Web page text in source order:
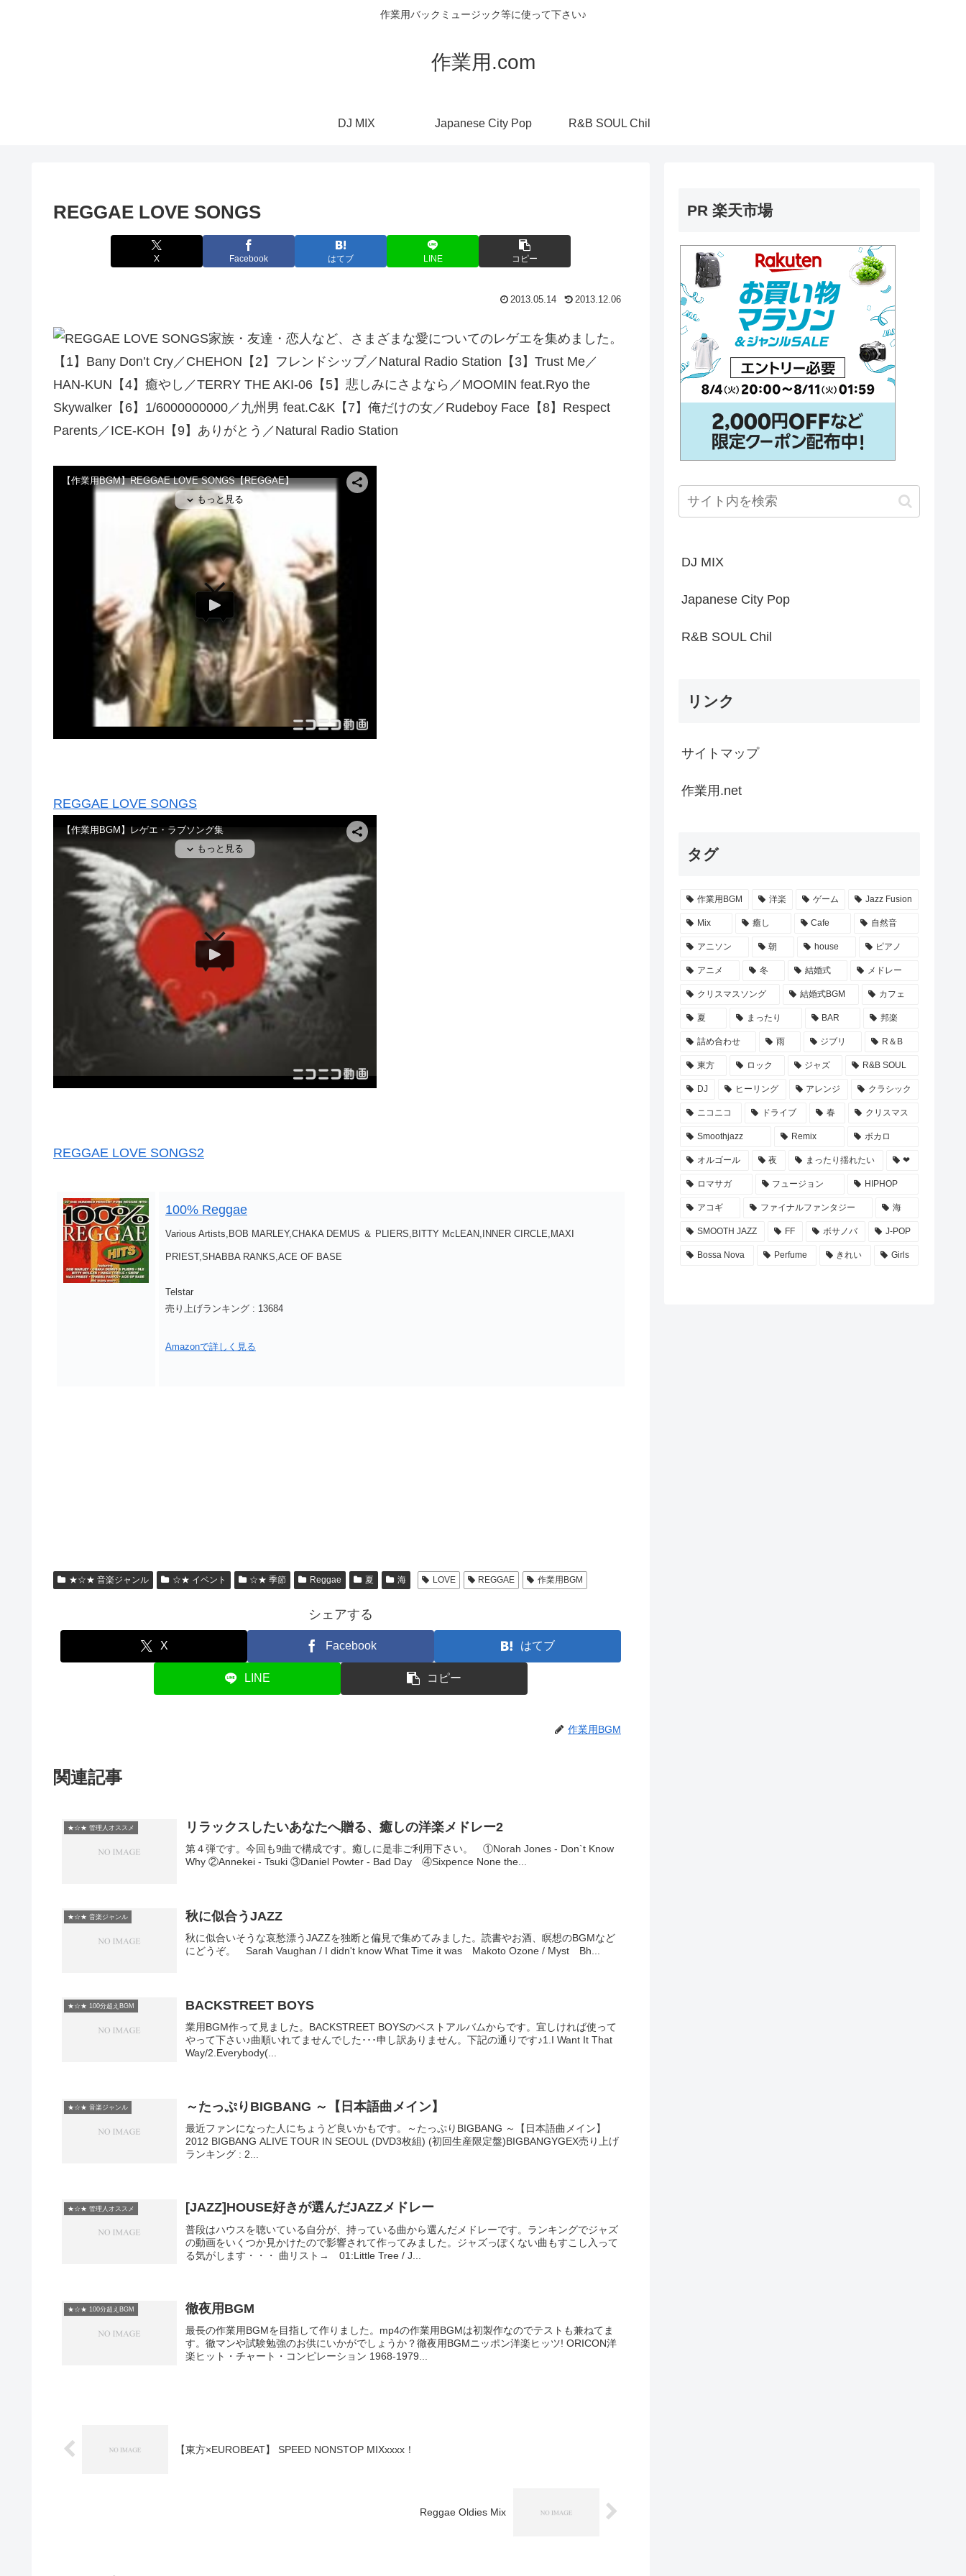
作業用バックミュージック等に使って下さい♪
作業用.com
DJ MIX Japanese City Pop R&B SOUL Chil
REGGAE LOVE SONGS
X Facebook はてブ LINE コピー
2013.05.14 2013.12.06
家族・友達・恋人など、さまざまな愛についてのレゲエを集めました。
【1】Bany Don’t Cry／CHEHON【2】フレンドシップ／Natural Radio Station【3】Trust Me／
HAN-KUN【4】癒やし／TERRY THE AKI-06【5】悲しみにさよなら／MOOMIN feat.Ryo the
Skywalker【6】1/6000000000／九州男 feat.C&K【7】俺だけの女／Rudeboy Face【8】Respect
Parents／ICE-KOH【9】ありがとう／Natural Radio Station
REGGAE LOVE SONGS
REGGAE LOVE SONGS2
100% Reggae
Various Artists,BOB MARLEY,CHAKA DEMUS ＆ PLIERS,BITTY McLEAN,INNER CIRCLE,MAXI
PRIEST,SHABBA RANKS,ACE OF BASE
Telstar
売り上げランキング : 13684
Amazonで詳しく見る
★☆★ 音楽ジャンル ☆★ イベント ☆★ 季節 Reggae 夏 海 LOVE REGGAE 作業用BGM
シェアする
X Facebook はてブ
LINE コピー
作業用BGM
関連記事
★☆★ 管理人オススメ リラックスしたいあなたへ贈る、癒しの洋楽メドレー2
第４弾です。今回も9曲で構成です。癒しに是非ご利用下さい。 ①Norah Jones - Don`t Know
Why ②Annekei - Tsuki ③Daniel Powter - Bad Day ④Sixpence None the...
★☆★ 音楽ジャンル 秋に似合うJAZZ
秋に似合いそうな哀愁漂うJAZZを独断と偏見で集めてみました。読書やお酒、瞑想のBGMなど
にどうぞ。 Sarah Vaughan / I didn't know What Time it was Makoto Ozone / Myst Bh...
★☆★ 100分超えBGM BACKSTREET BOYS
業用BGM作って見ました。BACKSTREET BOYSのベストアルバムからです。宜しければ使って
やって下さい♪曲順いれてませんでした･･･申し訳ありません。下記の通りです♪1.I Want It That
Way/2.Everybody(...
★☆★ 音楽ジャンル ～たっぷりBIGBANG ～【日本語曲メイン】
最近ファンになった人にちょうど良いかもです。～たっぷりBIGBANG ～【日本語曲メイン】
2012 BIGBANG ALIVE TOUR IN SEOUL (DVD3枚組) (初回生産限定盤)BIGBANGYGEX売り上げ
ランキング : 2...
★☆★ 管理人オススメ [JAZZ]HOUSE好きが選んだJAZZメドレー
普段はハウスを聴いている自分が、持っている曲から選んだメドレーです。ランキングでジャズ
の動画をいくつか見かけたので影響されて作ってみました。ジャズっぽくない曲もすこし入って
る気がします・・・ 曲リスト→ 01:Little Tree / J...
★☆★ 100分超えBGM 徹夜用BGM
最長の作業用BGMを目指して作りました。mp4の作業用BGMは初製作なのでテストも兼ねてま
す。徹マンや試験勉強のお供にいかがでしょうか？徹夜用BGMニッポン洋楽ヒッツ! ORICON洋
楽ヒット・チャート・コンピレーション 1968-1979...
【東方×EUROBEAT】 SPEED NONSTOP MIXxxxx！
Reggae Oldies Mix
PR 楽天市場
DJ MIX
Japanese City Pop
R&B SOUL Chil
リンク
サイトマップ
作業用.net
タグ
作業用BGM 洋楽 ゲーム Jazz Fusion
Mix 癒し Cafe 自然音
アニソン 朝 house ピアノ
アニメ 冬 結婚式 メドレー
クリスマスソング 結婚式BGM カフェ
夏 まったり BAR 邦楽
詰め合わせ 雨 ジブリ R＆B
東方 ロック ジャズ R&B SOUL
DJ ヒーリング アレンジ クラシック
ニコニコ ドライブ 春 クリスマス
Smoothjazz Remix ボカロ
オルゴール 夜 まったり揺れたい ❤
ロマサガ フュージョン HIPHOP
アコギ ファイナルファンタジー 海
SMOOTH JAZZ FF ボサノバ J-POP
Bossa Nova Perfume きれい Girls